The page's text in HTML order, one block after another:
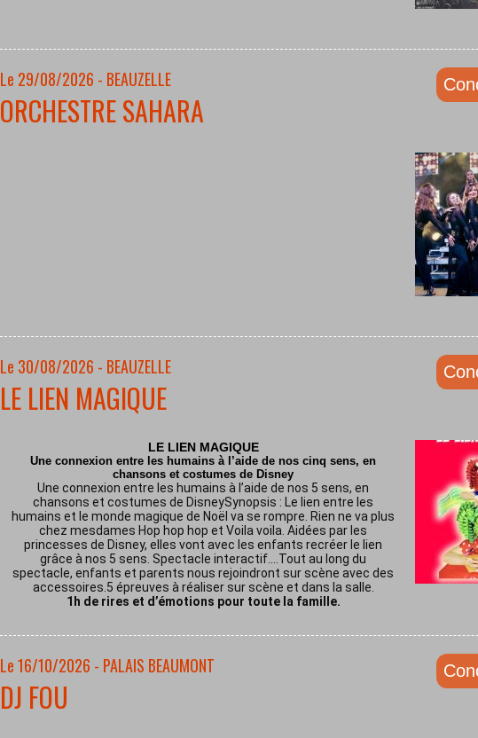
Le 29/08/2026 - BEAUZELLE
ORCHESTRE SAHARA
Le 30/08/2026 - BEAUZELLE
LE LIEN MAGIQUE
LE LIEN MAGIQUE
Une connexion entre les humains à l’aide de nos cinq sens, en
chansons et costumes de Disney
Une connexion entre les humains à l’aide de nos 5 sens, en
chansons et costumes de DisneySynopsis : Le lien entre les
humains et le monde magique de Noël va se rompre. Rien ne va plus
chez mesdames Hop hop hop et Voila voila. Aidées par les
princesses de Disney, elles vont avec les enfants recréer le lien
grâce à nos 5 sens. Spectacle interactif.…Tout au long du
spectacle, enfants et parents nous rejoindront sur scène avec des
accessoires.5 épreuves à réaliser sur scène et dans la salle.
1h de rires et d’émotions pour toute la famille.
Le 16/10/2026 - PALAIS BEAUMONT
DJ FOU